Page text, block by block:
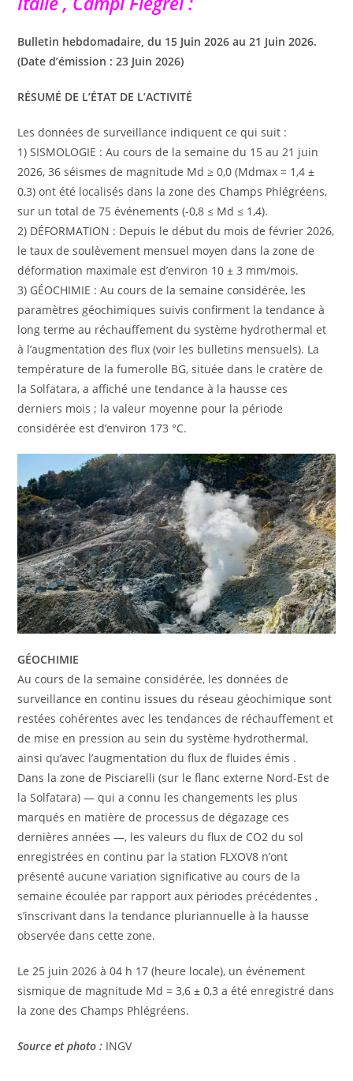
Bulletin hebdomadaire, du 15 Juin 2026 au 21 Juin 2026.
(Date d’émission : 23 Juin 2026)
RÉSUMÉ DE L’ÉTAT DE L’ACTIVITÉ
Les données de surveillance indiquent ce qui suit :
1) SISMOLOGIE : Au cours de la semaine du 15 au 21 juin
2026, 36 séismes de magnitude Md ≥ 0,0 (Mdmax = 1,4 ±
0,3) ont été localisés dans la zone des Champs Phlégréens,
sur un total de 75 événements (-0,8 ≤ Md ≤ 1,4).
2) DÉFORMATION : Depuis le début du mois de février 2026,
le taux de soulèvement mensuel moyen dans la zone de
déformation maximale est d’environ 10 ± 3 mm/mois.
3) GÉOCHIMIE : Au cours de la semaine considérée, les
paramètres géochimiques suivis confirment la tendance à
long terme au réchauffement du système hydrothermal et
à l’augmentation des flux (voir les bulletins mensuels). La
température de la fumerolle BG, située dans le cratère de
la Solfatara, a affiché une tendance à la hausse ces
derniers mois ; la valeur moyenne pour la période
considérée est d’environ 173 °C.
GÉOCHIMIE
Au cours de la semaine considérée, les données de
surveillance en continu issues du réseau géochimique sont
restées cohérentes avec les tendances de réchauffement et
de mise en pression au sein du système hydrothermal,
ainsi qu’avec l’augmentation du flux de fluides émis .
Dans la zone de Pisciarelli (sur le flanc externe Nord-Est de
la Solfatara) — qui a connu les changements les plus
marqués en matière de processus de dégazage ces
dernières années —, les valeurs du flux de CO2 du sol
enregistrées en continu par la station FLXOV8 n’ont
présenté aucune variation significative au cours de la
semaine écoulée par rapport aux périodes précédentes ,
s’inscrivant dans la tendance pluriannuelle à la hausse
observée dans cette zone.
Le 25 juin 2026 à 04 h 17 (heure locale), un événement
sismique de magnitude Md = 3,6 ± 0,3 a été enregistré dans
la zone des Champs Phlégréens.
Source et photo : INGV